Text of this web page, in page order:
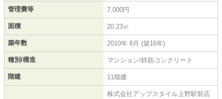
管理費等 7,000円
面積 20.23㎡
築年数 2010年 8月 (築16年)
種別/構造 マンション/鉄筋コンクリート
階建 11階建
株式会社アップスタイル上野駅前店